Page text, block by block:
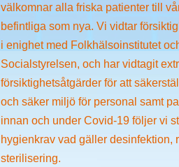
välkomnar alla friska patienter till
befintliga som nya. Vi vidtar
i enighet med Folkhälsoinstitutet
Socialstyrelsen, och har vidtagit
försiktighetsåtgärder för att
och säker miljö för personal samt
innan och under Covid-19 följer vi
hygienkrav vad gäller desinfektion,
sterilisering.